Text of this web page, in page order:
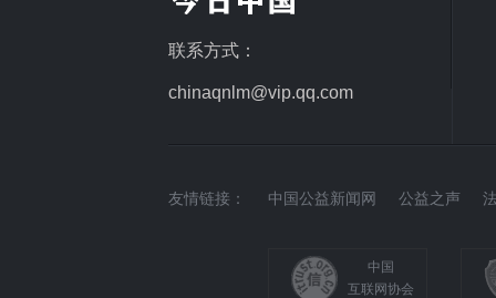
联系方式：
chinaqnlm@vip.qq.com
友情链接： 中国公益新闻网 公益之声
中国
互联网协会